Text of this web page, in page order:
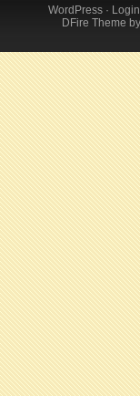
WordPress· Login
DFire Theme